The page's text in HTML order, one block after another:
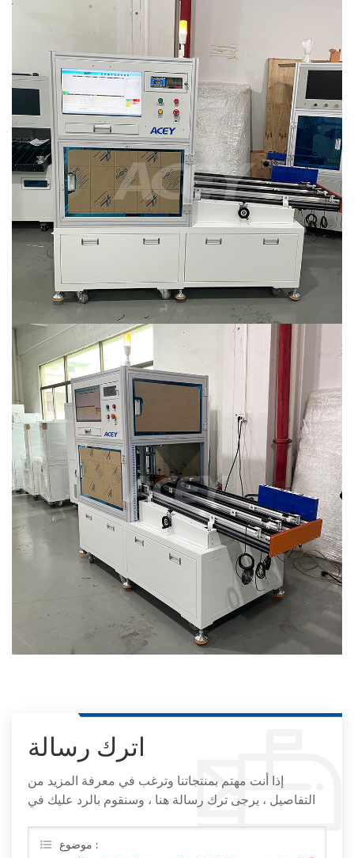
اترك رسالة
إذا أنت مهتم بمنتجاتنا وترغب في معرفة المزيد من
التفاصيل ، يرجى ترك رسالة هنا ، وسنقوم بالرد عليك في
موضوع :